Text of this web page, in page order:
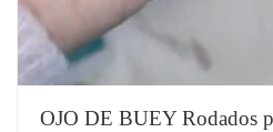
OJO DE BUEY Rodados